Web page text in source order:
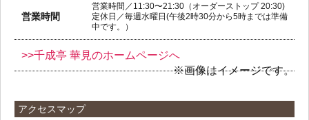
営業時間
営業時間／11:30〜21:30（オーダーストップ 20:30)
定休日／毎週水曜日(午後2時30分から5時までは準備
中です。）
>>千成亭 華見のホームページへ
※画像はイメージです。
アクセスマップ